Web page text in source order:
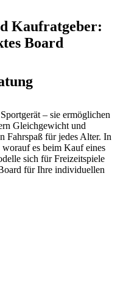
Kaufratgeber:
Board
– sie ermöglichen
Gleichgewicht und
Fahrspaß für jedes Alter. In
es beim Kauf eines
sich für Freizeitspiele
für Ihre individuellen